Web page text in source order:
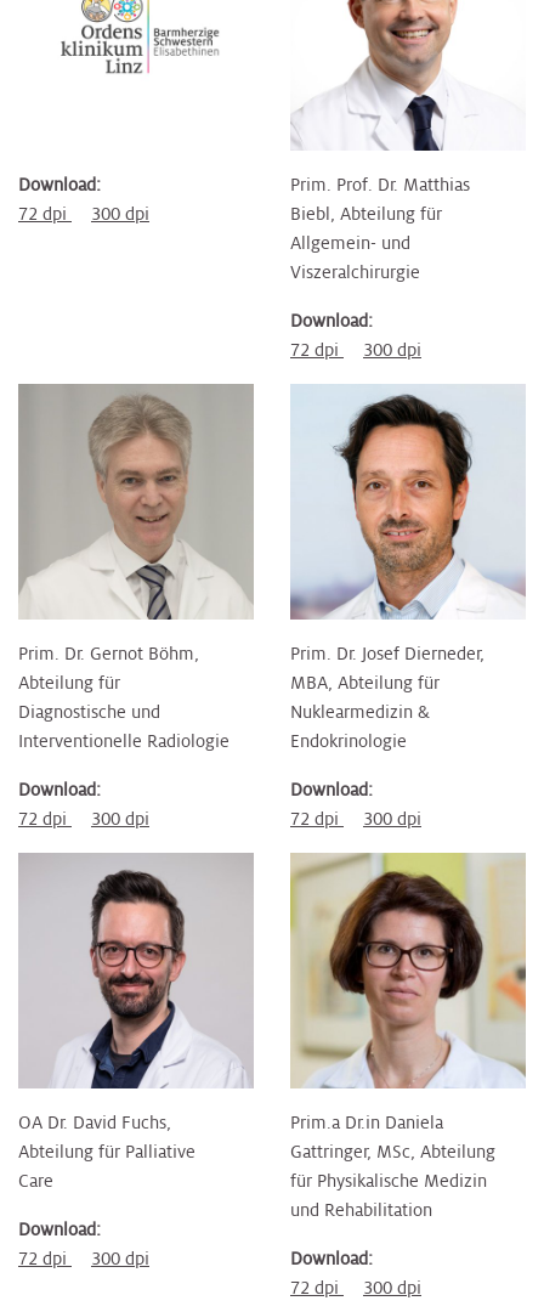
Download:
72 dpi
300 dpi
Prim. Prof. Dr. Matthias
Biebl, Abteilung für
Allgemein- und
Viszeralchirurgie
Download:
72 dpi
300 dpi
Prim. Dr. Gernot Böhm,
Abteilung für
Diagnostische und
Interventionelle Radiologie
Download:
72 dpi
300 dpi
Prim. Dr. Josef Dierneder,
MBA, Abteilung für
Nuklearmedizin &
Endokrinologie
Download:
72 dpi
300 dpi
OA Dr. David Fuchs,
Abteilung für Palliative
Care
Download:
72 dpi
300 dpi
Prim.a Dr.in Daniela
Gattringer, MSc, Abteilung
für Physikalische Medizin
und Rehabilitation
Download:
72 dpi
300 dpi